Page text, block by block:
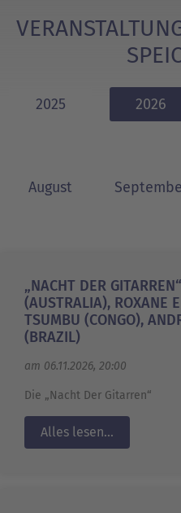
2025 2026
August
„NACHT DER
(AUSTRALIA), ROXANE
TSUMBU (CONGO),
(BRAZIL)
am 06.11.2026, 20:00
Die „Nacht Der Gitarren“
Alles lesen...